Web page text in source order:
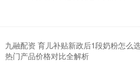
九融配资 育儿补贴新政后1段奶粉怎么
热门产品价格对比全解析